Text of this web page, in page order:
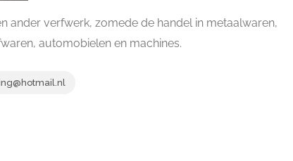
ander verfwerk, zomede de handel in metaalwaren,
automobielen en machines.